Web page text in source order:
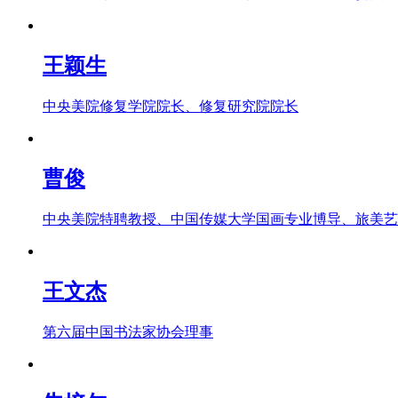
王颖生
中央美院修复学院院长、修复研究院院长
曹俊
中央美院特聘教授、中国传媒大学国画专业博导、旅美
王文杰
第六届中国书法家协会理事